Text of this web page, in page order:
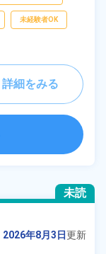
未経験者OK
詳細をみる
未読
2026年8月3日更新